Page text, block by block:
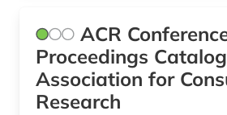
datensammlung (7)
datenschutz (1)
datensicherung (1)
ACR
Proceedings
Association for
Research